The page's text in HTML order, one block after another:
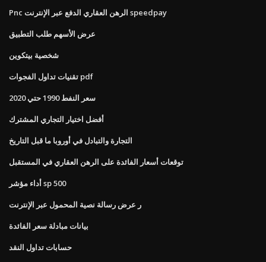
Pnc الرهن العقاري الدفع عبر الإنترنت speedpay
عرض الأسهم طلب التطبيق
شخصية بيتكوين
تقنيات تداول الفجوات pdf
سعر النفط 1990 حتي 2020
أفضل اختيار التجاري المشترك
التجارة والتبادل في أوروبا ما قبل التاريخ
توقعات أسعار الفائدة على الرهن العقاري في المستقبل
أداء مؤشر sp 500
ر عرض رسالة نصية المحمول عبر الإنترنت
بيانات مبادلة سعر الفائدة
حسابات تداول النقد